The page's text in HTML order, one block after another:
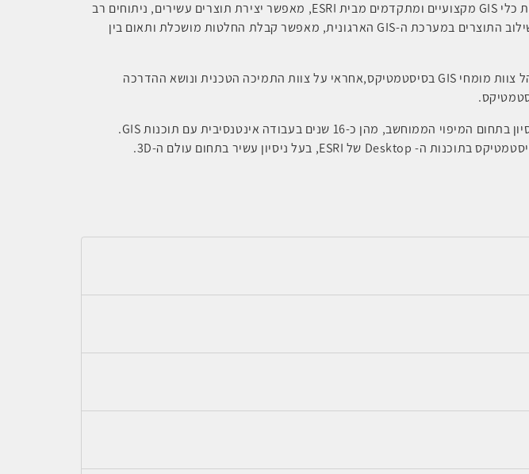
כלי GIS מקצועיים ומתקדמים מבית ESRI, מאפשר יצירת תוצרים עשירים, ניתוחים רב
התוצרים במערכת ה-GIS הארגונית, מאפשר קבלת החלטות מושכלת ותאום בין
צוות מומחי GIS בסיסטמטיקס,אחראי על צוות התמיכה הטכנית ונושא ההדרכה
GIS
.
בתוכנות ה- Desktop של ESRI, בעל ניסיון עשיר בתחום עולם ה-3D
.